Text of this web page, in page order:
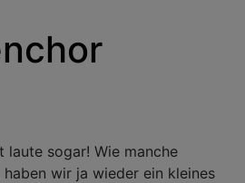
laute sogar! Wie manche
wir ja wieder ein kleines